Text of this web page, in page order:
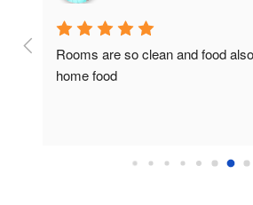
Rooms are so clean and food
home food